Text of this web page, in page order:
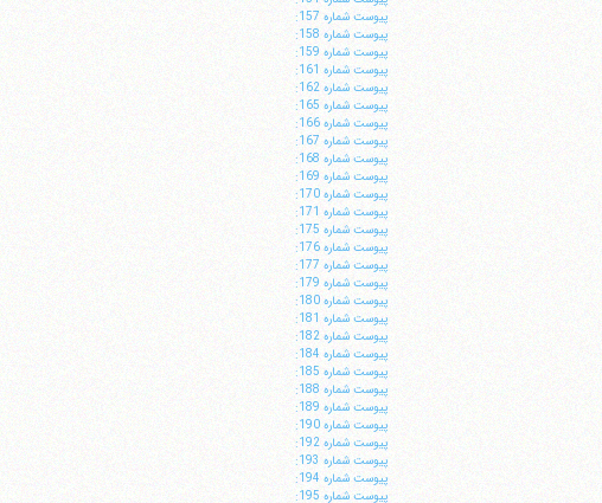
پيوست شماره 157:
پيوست شماره 158:
پيوست شماره 159:
پيوست شماره 161:
پيوست شماره 162:
پيوست شماره 165:
پيوست شماره 166:
پيوست شماره 167:
پيوست شماره 168:
پيوست شماره 169:
پيوست شماره 170:
پيوست شماره 171:
پيوست شماره 175:
پيوست شماره 176:
پيوست شماره 177:
پيوست شماره 179:
پيوست شماره 180:
پيوست شماره 181:
پيوست شماره 182:
پيوست شماره 184:
پيوست شماره 185:
پيوست شماره 188:
پيوست شماره 189:
پيوست شماره 190:
پيوست شماره 192:
پيوست شماره 193:
پيوست شماره 194:
پيوست شماره 195: